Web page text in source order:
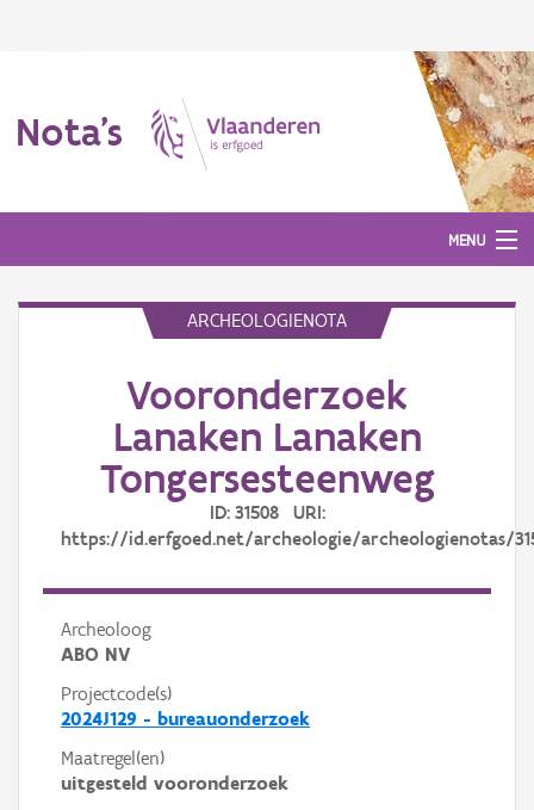
Nota's
MENU
ARCHEOLOGIENOTA
Vooronderzoek
Lanaken Lanaken
Tongersesteenweg
ID: 31508 URI:
https://id.erfgoed.net/archeologie/archeologienotas/
Archeoloog
ABO NV
Projectcode(s)
2024J129 - bureauonderzoek
Maatregel(en)
uitgesteld vooronderzoek